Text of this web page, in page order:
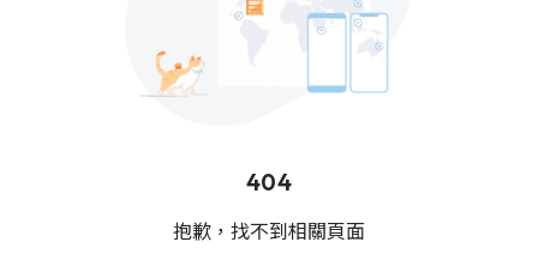
404
抱歉，找不到相關頁面